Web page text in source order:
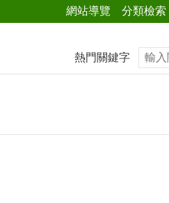
網站導覽 分類檢索
熱門關鍵字